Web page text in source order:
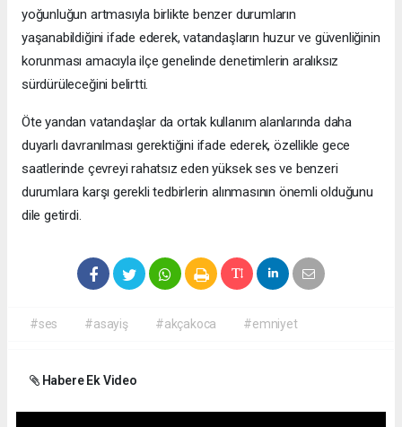
yoğunluğun artmasıyla birlikte benzer durumların
yaşanabildiğini ifade ederek, vatandaşların huzur ve güvenliğinin
korunması amacıyla ilçe genelinde denetimlerin aralıksız
sürdürüleceğini belirtti.
Öte yandan vatandaşlar da ortak kullanım alanlarında daha
duyarlı davranılması gerektiğini ifade ederek, özellikle gece
saatlerinde çevreyi rahatsız eden yüksek ses ve benzeri
durumlara karşı gerekli tedbirlerin alınmasının önemli olduğunu
dile getirdi.
#ses #asayiş #akçakoca #emniyet
Habere Ek Video